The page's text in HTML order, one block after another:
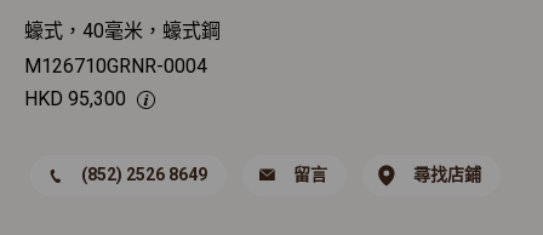
蠔式，40毫米，蠔式鋼
M126710GRNR-0004
HKD 95,300
(852) 2526 8649 留言 尋找店鋪